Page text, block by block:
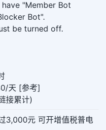
"Member Bot
Bot".
be turned off.
天 [参考]
接累计)
3,000元 可开增值税普电